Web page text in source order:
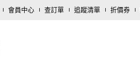
會員中心 查訂單 追蹤清單 折價券